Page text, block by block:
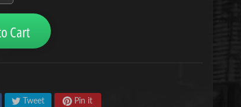
Cart
Tweet Pin it